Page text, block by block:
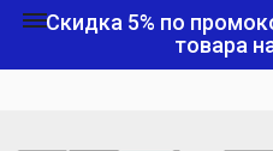
Скидка 5% по
товара